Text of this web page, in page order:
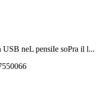
neL pensiIe soPra il l...